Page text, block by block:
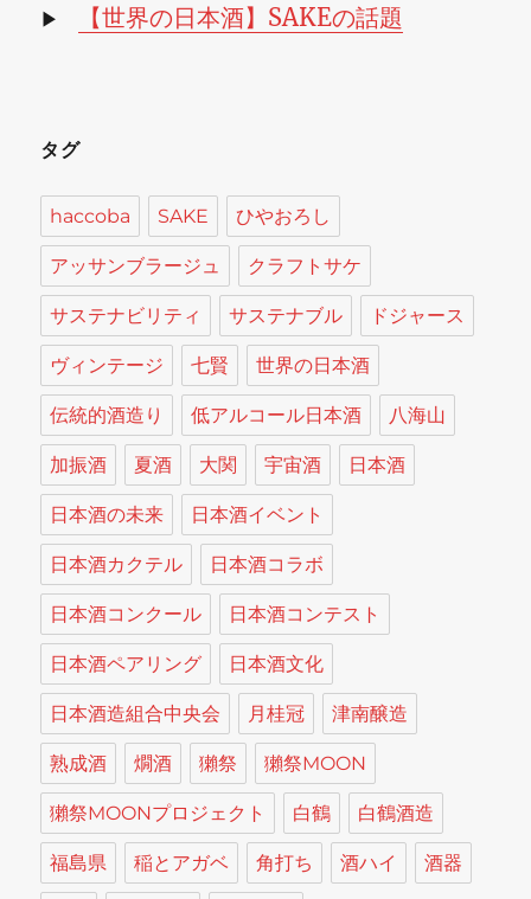
▶ 【世界の日本酒】SAKEの話題
タグ
haccoba SAKE ひやおろし
アッサンブラージュ クラフトサケ
サステナビリティ サステナブル ドジャース
ヴィンテージ 七賢 世界の日本酒
伝統的酒造り 低アルコール日本酒 八海山
加振酒 夏酒 大関 宇宙酒 日本酒
日本酒の未来 日本酒イベント
日本酒カクテル 日本酒コラボ
日本酒コンクール 日本酒コンテスト
日本酒ペアリング 日本酒文化
日本酒造組合中央会 月桂冠 津南醸造
熟成酒 燗酒 獺祭 獺祭MOON
獺祭MOONプロジェクト 白鶴 白鶴酒造
福島県 稲とアガベ 角打ち 酒ハイ 酒器